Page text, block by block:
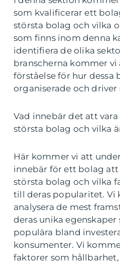
som kvalificerar ett
största bolag och vilka
som finns inom denna
identifiera de olika
branscherna kommer
förståelse för hur dessa
organiserade och driver
Vad innebär det att
största bolag och vilka
Här kommer vi att
innebär för ett bolag att
största bolag och vilka
till deras popularitet. Vi
analysera de mest
deras unika
populära bland
konsumenter. Vi
faktorer som